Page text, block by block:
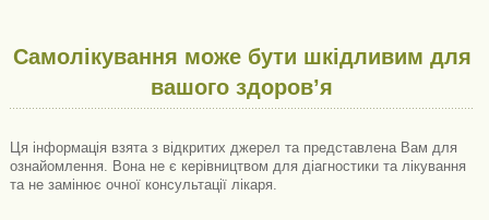
Самолікування може бути шкідливим для
вашого здоров’я
Ця інформація взята з відкритих джерел та представлена ​​Вам для
ознайомлення. Вона не є керівництвом для діагностики та лікування
та не замінює очної консультації лікаря.